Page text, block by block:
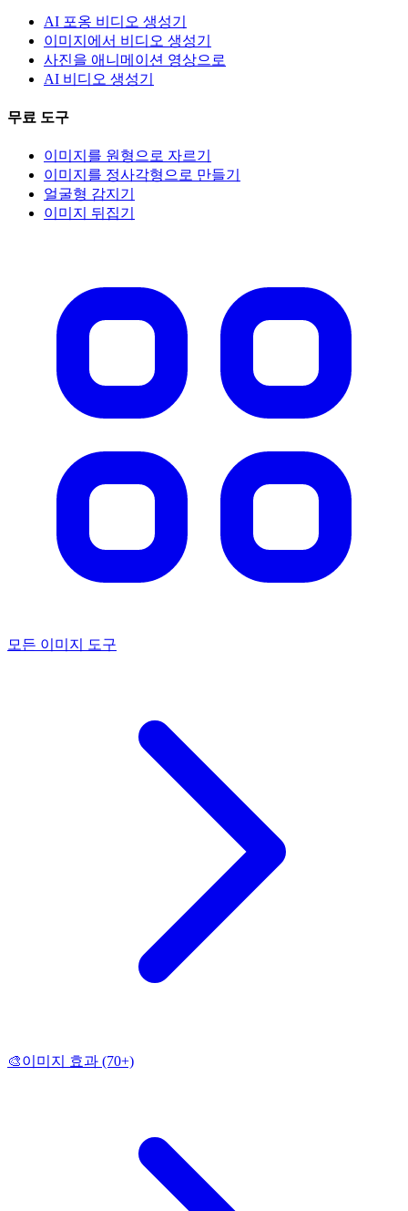
AI 포옹 비디오 생성기
이미지에서 비디오 생성기
사진을 애니메이션 영상으로
AI 비디오 생성기
무료 도구
이미지를 원형으로 자르기
이미지를 정사각형으로 만들기
얼굴형 감지기
이미지 뒤집기
모든 이미지 도구
🎨이미지 효과 (70+)